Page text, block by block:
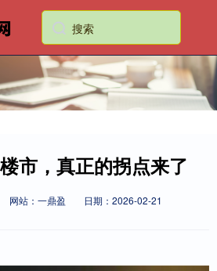
市，真正的拐点来了
网站：一鼎盈
日期：2026-02-21